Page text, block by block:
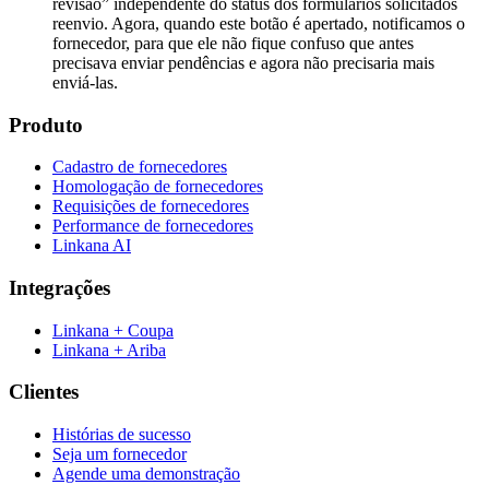
reenvio. Agora, quando este botão é apertado, notificamos o
fornecedor, para que ele não fique confuso que antes
precisava enviar pendências e agora não precisaria mais
enviá-las.
Produto
Cadastro de fornecedores
Homologação de fornecedores
Requisições de fornecedores
Performance de fornecedores
Linkana AI
Integrações
Linkana + Coupa
Linkana + Ariba
Clientes
Histórias de sucesso
Seja um fornecedor
Agende uma demonstração